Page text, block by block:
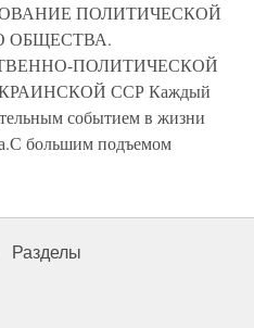
ПОЛИТИЧЕСКОЙ
ОБЩЕСТВА.
ПОЛИТИЧЕСКОЙ
ССР Каждый
событием в жизни
большим подъемом
Разделы